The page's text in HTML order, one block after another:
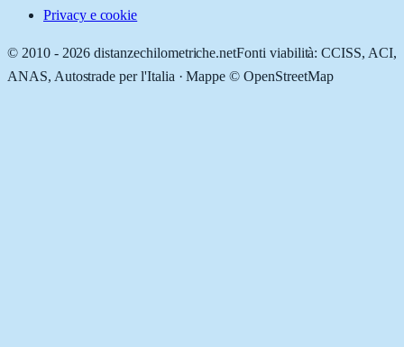
Privacy e cookie
© 2010 - 2026 distanzechilometriche.netFonti viabilità: CCISS, ACI,
ANAS, Autostrade per l'Italia · Mappe © OpenStreetMap